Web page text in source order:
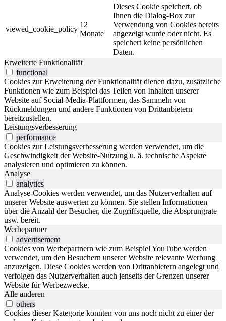
viewed_cookie_policy
12
Monate
Dieses Cookie speichert, ob
Ihnen die Dialog-Box zur
Verwendung von Cookies bereits
angezeigt wurde oder nicht. Es
speichert keine persönlichen
Daten.
Erweiterte Funktionalität
functional
Cookies zur Erweiterung der Funktionalität dienen dazu, zusätzliche
Funktionen wie zum Beispiel das Teilen von Inhalten unserer
Website auf Social-Media-Plattformen, das Sammeln von
Rückmeldungen und andere Funktionen von Drittanbietern
bereitzustellen.
Leistungsverbesserung
performance
Cookies zur Leistungsverbesserung werden verwendet, um die
Geschwindigkeit der Website-Nutzung u. ä. technische Aspekte
analysieren und optimieren zu können.
Analyse
analytics
Analyse-Cookies werden verwendet, um das Nutzerverhalten auf
unserer Website auswerten zu können. Sie stellen Informationen
über die Anzahl der Besucher, die Zugriffsquelle, die Absprungrate
usw. bereit.
Werbepartner
advertisement
Cookies von Werbepartnern wie zum Beispiel YouTube werden
verwendet, um den Besuchern unserer Website relevante Werbung
anzuzeigen. Diese Cookies werden von Drittanbietern angelegt und
verfolgen das Nutzerverhalten auch jenseits der Grenzen unserer
Website für Werbezwecke.
Alle anderen
others
Cookies dieser Kategorie konnten von uns noch nicht zu einer der